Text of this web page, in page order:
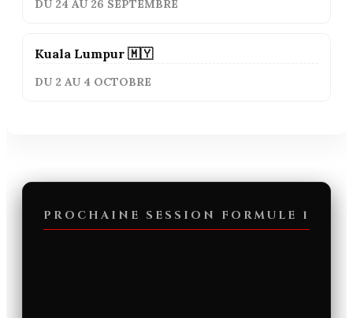
DU 24 AU 26 SEPTEMBRE
Kuala Lumpur 🇲🇾
DU 2 AU 4 OCTOBRE
PROCHAINE SESSION FORMULE 1